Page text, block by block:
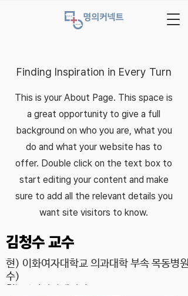
Finding Inspiration in Every Turn
This is your About Page. This space is
a great opportunity to give a full
background on who you are, what you
do and what your website has to
offer. Double click on the text box to
start editing your content and make
sure to add all the relevant details you
want site visitors to know.
​김청수 교수
현) 이화여자대학교 의과대학 부속 목동병원
수)